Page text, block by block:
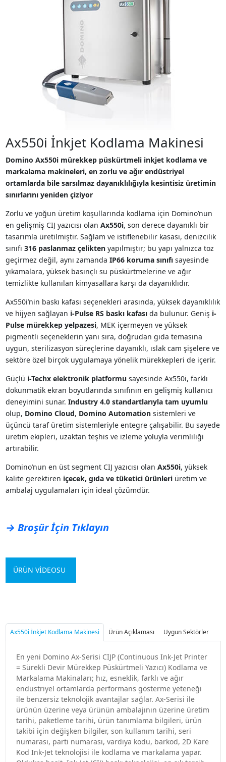
Ax550i İnkjet Kodlama Makinesi
Domino Ax550i mürekkep püskürtmeli inkjet kodlama ve
markalama makineleri, en zorlu ve ağır endüstriyel
ortamlarda bile sarsılmaz dayanıklılığıyla kesintisiz üretimin
sınırlarını yeniden çiziyor
Zorlu ve yoğun üretim koşullarında kodlama için Domino’nun
en gelişmiş CIJ yazıcısı olan Ax550i, son derece dayanıklı bir
tasarımla üretilmiştir. Sağlam ve istiflenebilir kasası, denizcilik
sınıfı 316 paslanmaz çeliktenyapılmıştır; bu yapı yalnızca toz
geçirmez değil, aynı zamanda IP66 koruma sınıfısayesinde
yıkamalara, yüksek basınçlı su püskürtmelerine ve ağır
temizlikte kullanılan kimyasallara karşı da dayanıklıdır.
Ax550i’nin baskı kafası seçenekleri arasında, yüksek dayanıklılık
ve hijyen sağlayan i-Pulse RS baskı kafasıda bulunur. Geniş i-
Pulse mürekkep yelpazesi, MEK içermeyen ve yüksek
pigmentli seçeneklerin yanı sıra, doğrudan gıda temasına
uygun, sterilizasyon süreçlerine dayanıklı, ıslak cam şişelere ve
sektöre özel birçok uygulamaya yönelik mürekkepleri de içerir.
Güçlü i-Techx elektronik platformusayesinde Ax550i, farklı
dokunmatik ekran boyutlarında sınıfının en gelişmiş kullanıcı
deneyimini sunar. Industry 4.0 standartlarıyla tam uyumlu
olup, Domino Cloud, Domino Automationsistemleri ve
üçüncü taraf üretim sistemleriyle entegre çalışabilir. Bu sayede
üretim ekipleri, uzaktan teşhis ve izleme yoluyla verimliliği
artırabilir.
Domino’nun en üst segment CIJ yazıcısı olan Ax550i, yüksek
kalite gerektiren içecek, gıda ve tüketici ürünleriüretim ve
ambalaj uygulamaları için ideal çözümdür.
→ Broşür İçin Tıklayın
ÜRÜN VİDEOSU
Ax550i İnkjet Kodlama Makinesi Ürün Açıklaması Uygun Sektörler
En yeni Domino Ax-Serisi CIJP (Continuous Ink-Jet Printer
= Sürekli Devir Mürekkep Püskürtmeli Yazıcı) Kodlama ve
Markalama Makinaları; hız, esneklik, farklı ve ağır
endüstriyel ortamlarda performans gösterme yeteneği
ile benzersiz teknolojik avantajlar sağlar. Ax-Serisi ile
ürünün üzerine veya ürünün ambalajının üzerine üretim
tarihi, paketleme tarihi, ürün tanımlama bilgileri, ürün
takibi için değişken bilgiler, son kullanım tarihi, seri
numarası, parti numarası, vardiya kodu, barkod, 2D Kare
Kod Ink-Jet teknolojisi ile kodlama ve markalama yapar.